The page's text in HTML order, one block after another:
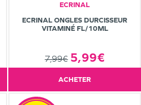
ECRINAL
ECRINAL ONGLES DURCISSEUR
VITAMINÉ FL/10ML
7,99€ 5,99€
ACHETER